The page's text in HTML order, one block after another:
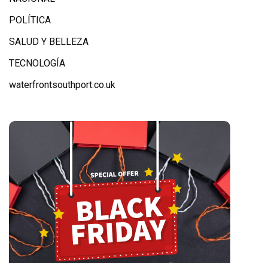
POLÍTICA
SALUD Y BELLEZA
TECNOLOGÍA
waterfrontsouthport.co.uk